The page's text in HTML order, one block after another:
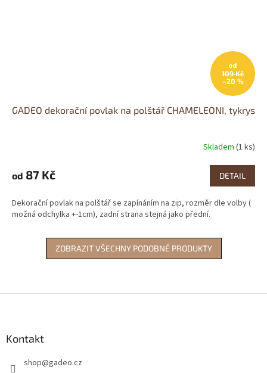
od
109 Kč
–20 %
GADEO dekorační povlak na polštář CHAMELEONI, tykrys
Skladem (1 ks)
od 87 Kč DETAIL
Dekorační povlak na polštář se zapínáním na zip, rozměr dle volby (
možná odchylka +-1cm), zadní strana stejná jako přední.
ZOBRAZIT VŠECHNY PODOBNÉ PRODUKTY
Kontakt
shop@gadeo.cz